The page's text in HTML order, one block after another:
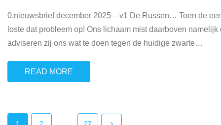
0.nieuwsbrief december 2025 – v1 De Russen… Toen de
loste dat probleem op! Ons lichaam mist daarboven
adviseren zij ons wat te doen tegen de huidige zwarte…
READ MORE